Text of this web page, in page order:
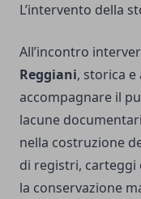
L’intervento della
All’incontro
Reggiani, storica e
accompagnare il
lacune
nella costruzione
di registri,
la conservazione